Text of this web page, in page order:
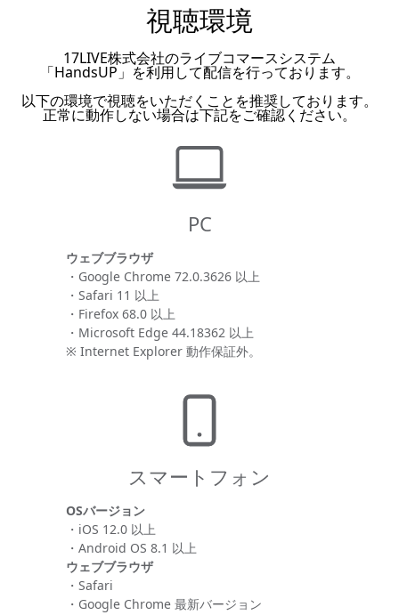
視聴環境
17LIVE株式会社のライブコマースシステム
「HandsUP」を利用して配信を行っております。
以下の環境で視聴をいただくことを推奨しております。
正常に動作しない場合は下記をご確認ください。
PC
ウェブブラウザ
・Google Chrome 72.0.3626 以上
・Safari 11 以上
・Firefox 68.0 以上
・Microsoft Edge 44.18362 以上
※ Internet Explorer 動作保証外。
スマートフォン
OSバージョン
・iOS 12.0 以上
・Android OS 8.1 以上
ウェブブラウザ
・Safari
・Google Chrome 最新バージョン